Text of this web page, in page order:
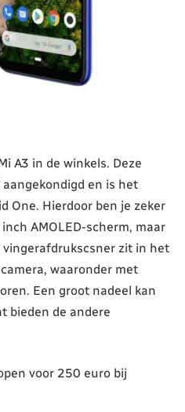
A3 in de winkels. Deze
en is het
One. Hierdoor ben je zeker
AMOLED-scherm, maar
zit in het
waaronder met
Een groot nadeel kan
bieden de andere
voor 250 euro bij